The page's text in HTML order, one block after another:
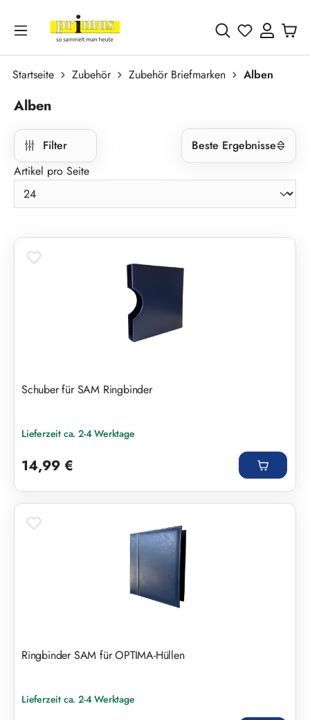
Zum Hauptinhalt springen
Du hast 0
Startseite Zubehör Zubehör Briefmarken Alben
Alben
Filter
Beste Ergebnisse
Artikel pro Seite
Schuber für SAM Ringbinder
Lieferzeit ca. 2-4 Werktage
14,99 €
Ringbinder SAM für OPTIMA-Hüllen
Lieferzeit ca. 2-4 Werktage